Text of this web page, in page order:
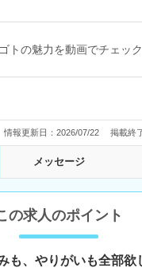
トの魅力を動画でチェック
情報更新日：2026/07/22 掲載終
メッセージ
の求人のポイント
も、やりがいも全部欲